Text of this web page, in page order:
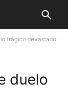
trágico devastado:
duelo